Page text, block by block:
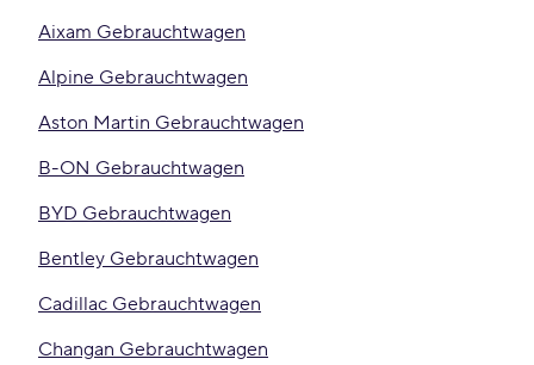
Aixam Gebrauchtwagen
Alpine Gebrauchtwagen
Aston Martin Gebrauchtwagen
B-ON Gebrauchtwagen
BYD Gebrauchtwagen
Bentley Gebrauchtwagen
Cadillac Gebrauchtwagen
Changan Gebrauchtwagen